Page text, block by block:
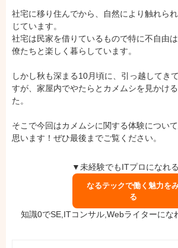
社宅に移り住んでから、自然により触れら
じています。
社宅は民家を借りているもので特に不自由
僚たちと楽しく暮らしています。
しかし秋も深まる10月頃に、引っ越してき
すが、家屋内でやたらとカメムシを見かけ
た。
そこで今回はカメムシに関する体験につい
思います！ぜひ最後までご覧ください。
▼未経験でもITプロになれ
なるテックで働く魅力を
る
知識0でSE,ITコンサル,Webライターにな